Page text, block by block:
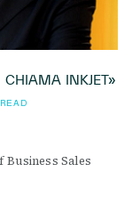
INKJET»
Sales